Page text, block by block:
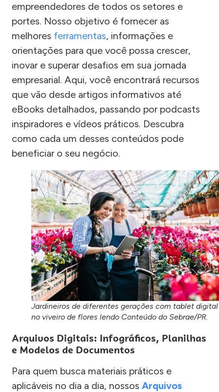
empreendedores de todos os setores e
portes. Nosso objetivo é fornecer as
melhores ferramentas, informações e
orientações para que você possa crescer,
inovar e superar desafios em sua jornada
empresarial. Aqui, você encontrará recursos
que vão desde artigos informativos até
eBooks detalhados, passando por podcasts
inspiradores e vídeos práticos. Descubra
como cada um desses conteúdos pode
beneficiar o seu negócio.
Jardineiros de diferentes gerações com tablet digital
no viveiro de flores lendo Conteúdo do Sebrae/PR.
Arquivos Digitais: Infográficos, Planilhas
e Modelos de Documentos
Para quem busca materiais práticos e
aplicáveis no dia a dia, nossos Arquivos